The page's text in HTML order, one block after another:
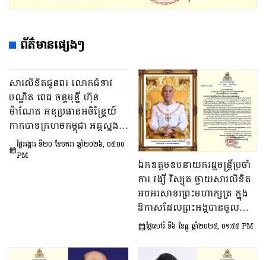
ព័ត៌មានផ្សេងៗ
សារលិខិតជូនពរ លោកជំទាវ
បណ្ឌិត ពេជ ចន្ទមុន្នី ហ៊ុន
ម៉ាណែត អនុប្រធានអចិន្ត្រៃយ៍
កាកបាទក្រហមកម្ពុជា អគ្គស្នង
ការសមាគមកាយឫទ្ធិនារីកម្ពុជា
និងជា អនុប្រធានក្រុម
ថ្ងៃអង្គារ ទី២០ ខែមករា ឆ្នាំ២០២៦, ០៥:០០
PM
ឯកឧត្ដមឧបនាយករដ្ឋមន្ត្រីប្រចាំ
ការ វង្សី វិស្សុត ថ្វាយសារលិខិត
អបអរសាទរព្រះមហាក្សត្រ ក្នុង
ឱកាសដែលព្រះអង្គបានចូលជា
សមាជិក នៃ
បណ្ឌិតសភាវិទ្យាសាស្ត្រ នៅ
ទីក្រុងប៉ារីស ប្រទេសបារាំង
ថ្ងៃសៅរ៍ ទី៦ ខែធ្នូ ឆ្នាំ២០២៥, ០១:៥៥ PM